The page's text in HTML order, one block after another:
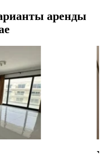
аренды